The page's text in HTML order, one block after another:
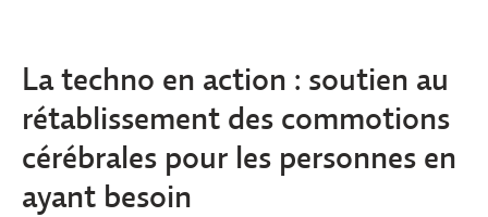
La techno en action : soutien au
rétablissement des commotions
cérébrales pour les personnes en
ayant besoin